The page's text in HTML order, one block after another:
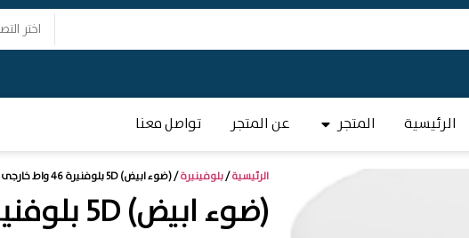
اختر
الرئيسية المتجر عن المتجر تواصل معنا
الرئيسية/بلوفينيرة/ (ضوء ابيض) 5D بلوفنيرة 46 واط خارجى
(ضوء ابيض) 5D بلوفنيرة 46 واط خارجى